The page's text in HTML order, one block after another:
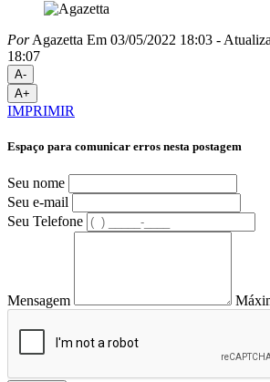
PorAgazetta Em 03/05/2022 18:03 -
18:07
A-
A+
IMPRIMIR
Espaço para comunicar erros nesta postagem
Seu nome
Seu e-mail
Seu Telefone
Mensagem